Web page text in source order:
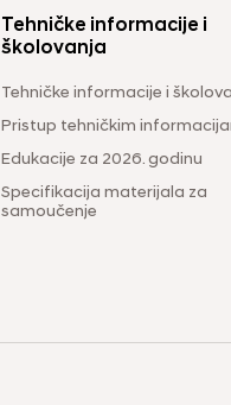
Tehničke informacije i
školovanja
Tehničke informacije i
Pristup tehničkim
Edukacije za 2026. godinu
Specifikacija materijala za
samoučenje